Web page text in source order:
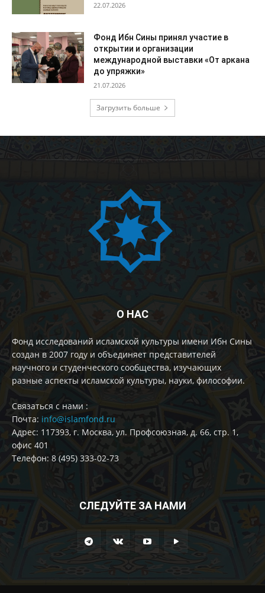
22.07.2026
Фонд Ибн Сины принял участие в
открытии и организации
международной выставки «От аркана
до упряжки»
21.07.2026
Загрузить больше
О НАС
Фонд исследований исламской культуры имени Ибн Сины
создан в 2007 году и объединяет представителей
научного и студенческого сообщества, изучающих
разные аспекты исламской культуры, науки, философии.
Cвязаться с нами :
Почта: info@islamfond.ru
Адрес: 117393, г. Москва, ул. Профсоюзная, д. 66, стр. 1,
офис 401
Телефон: 8 (495) 333-02-73
СЛЕДУЙТЕ ЗА НАМИ